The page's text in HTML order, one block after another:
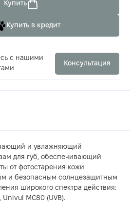
и увлажняющий
для губ, обеспечивающий
от фотостарения кожи
и безопасным солнцезащитным
широкого спектра действия:
Univul MC80 (UVB).
Купить
Купить в кредит
с нашими
Консультация